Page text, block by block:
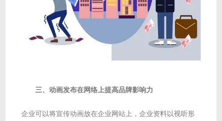
三、动画发布在网络上提高品牌影响力
企业可以将宣传动画放在企业网站上，企业资料以视听形